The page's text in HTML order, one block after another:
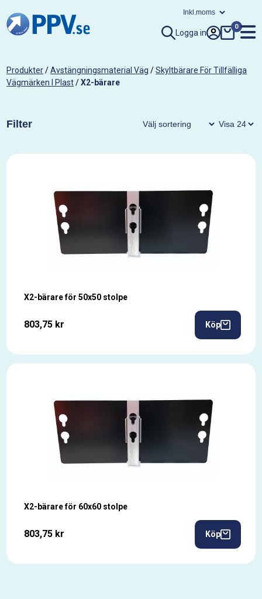
Logga in
0
Produkter/Avstängningsmaterial Väg /Skyltbärare För Tillfälliga
Vägmärken I Plast/X2-bärare
Filter
X2-bärare för 50x50 stolpe
803,75 kr Köp
X2-bärare för 60x60 stolpe
803,75 kr Köp